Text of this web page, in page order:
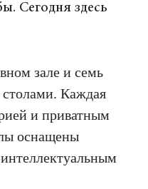
Сегодня здесь
зале и семь
Каждая
и приватным
оснащены